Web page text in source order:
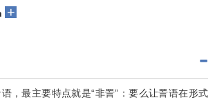
+
，最主要特点就是“非詈”：要么让詈语在形式